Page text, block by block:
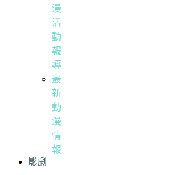
漫
活
動
報
導
最
新
動
漫
情
報
影劇